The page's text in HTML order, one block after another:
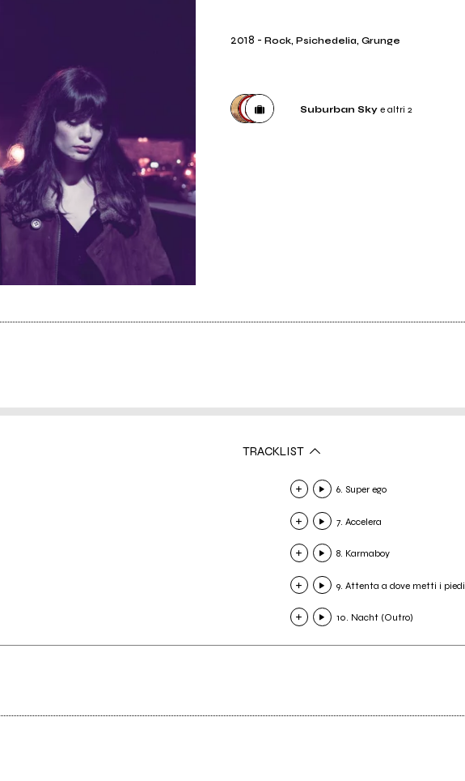
2018 -Rock, Psichedelia, Grunge
Suburban Skye altri 2
TRACKLIST
6. Super ego
7. Accelera
8. Karmaboy
9. Attenta a dove metti i piedi
10. Nacht (Outro)